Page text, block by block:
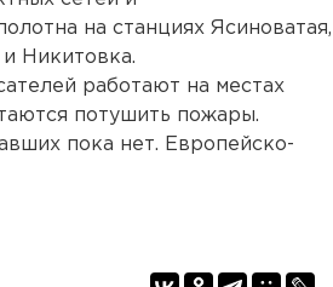
на станциях Ясиноватая,
Никитовка.
работают на местах
потушить пожары.
пока нет. Европейско-